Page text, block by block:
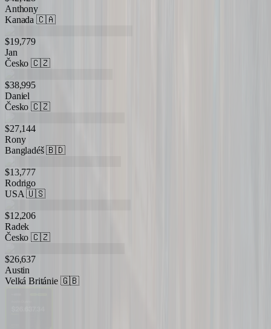
Anthony
Kanada 🇨🇦
$19,779
Jan
Česko 🇨🇿
$38,995
Daniel
Česko 🇨🇿
$27,144
Rony
Bangladéš 🇧🇩
$13,777
Rodrigo
USA 🇺🇸
$12,206
Radek
Česko 🇨🇿
$26,637
Austin
Velká Británie 🇬🇧